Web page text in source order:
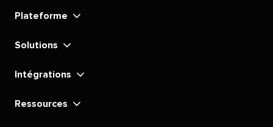
LinkedIn​​
Instagram​​
YouTube​​
TikTok​​
Plateforme​​
Solutions​​
Intégrations​​
Ressources​​